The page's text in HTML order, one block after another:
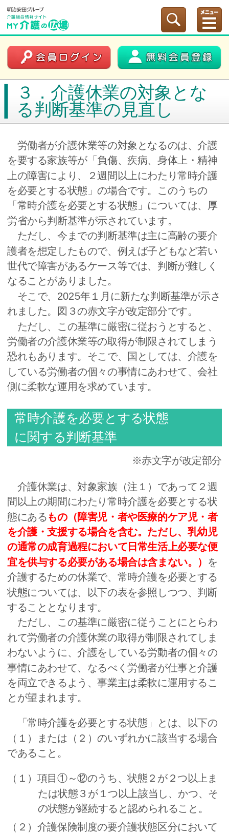
３．介護休業の対象とな
る判断基準の見直し
労働者が介護休業等の対象となるのは、介護
を要する家族等が「負傷、疾病、身体上・精神
上の障害により、２週間以上にわたり常時介護
を必要とする状態」の場合です。このうちの
「常時介護を必要とする状態」については、厚
労省から判断基準が示されています。
ただし、今までの判断基準は主に高齢の要介
護者を想定したもので、例えば子どもなど若い
世代で障害があるケース等では、判断が難しく
なることがありました。
そこで、2025年１月に新たな判断基準が示さ
れました。図３の赤文字が改定部分です。
ただし、この基準に厳密に従おうとすると、
労働者の介護休業等の取得が制限されてしまう
恐れもあります。そこで、国としては、介護を
している労働者の個々の事情にあわせて、会社
側に柔軟な運用を求めています。
常時介護を必要とする状態
に関する判断基準
※赤文字が改定部分
介護休業は、対象家族（注１）であって２週
間以上の期間にわたり常時介護を必要とする状
態にあるもの（障害児・者や医療的ケア児・者
を介護・支援する場合を含む。ただし、乳幼児
の通常の成育過程において日常生活上必要な便
宜を供与する必要がある場合は含まない。） を
介護するための休業で、常時介護を必要とする
状態については、以下の表を参照しつつ、判断
することとなります。
ただし、この基準に厳密に従うことにとらわ
れて労働者の介護休業の取得が制限されてしま
わないように、介護をしている労動者の個々の
事情にあわせて、なるべく労働者が仕事と介護
を両立できるよう、事業主は柔軟に運用するこ
とが望まれます。
「常時介護を必要とする状態」とは、以下の
（１）または（２）のいずれかに該当する場合
であること。
（１）項目①～⑫のうち、状態２が２つ以上ま
たは状態３が１つ以上該当し、かつ、そ
の状態が継続すると認められること。
（２）介護保険制度の要介護状態区分において